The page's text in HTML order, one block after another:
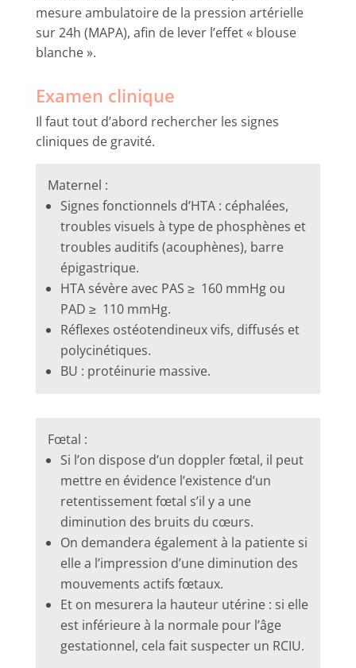
mesure ambulatoire de la pression artérielle
sur 24h (MAPA), afin de lever l’effet « blouse
blanche ».
Examen clinique
Il faut tout d’abord rechercher les signes
cliniques de gravité.
Maternel :
Signes fonctionnels d’HTA : céphalées,
troubles visuels à type de phosphènes et
troubles auditifs (acouphènes), barre
épigastrique.
HTA sévère avec PAS ≥ 160 mmHg ou
PAD ≥ 110 mmHg.
Réflexes ostéotendineux vifs, diffusés et
polycinétiques.
BU : protéinurie massive.
Fœtal :
Si l’on dispose d’un doppler fœtal, il peut
mettre en évidence l’existence d’un
retentissement fœtal s’il y a une
diminution des bruits du cœurs.
On demandera également à la patiente si
elle a l’impression d’une diminution des
mouvements actifs fœtaux.
Et on mesurera la hauteur utérine : si elle
est inférieure à la normale pour l’âge
gestationnel, cela fait suspecter un RCIU.